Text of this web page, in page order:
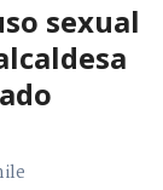
sexual